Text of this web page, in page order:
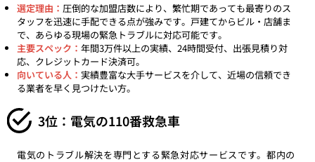
選定理由： 圧倒的な加盟店数により、繁忙期であっても最寄りのス
タッフを迅速に手配できる点が強みです。戸建てからビル・店舗ま
で、あらゆる現場の緊急トラブルに対応可能です。
主要スペック： 年間3万件以上の実績、24時間受付、出張見積り対
応、クレジットカード決済可。
向いている人： 実績豊富な大手サービスを介して、近場の信頼でき
る業者を早く見つけたい方。
3位：電気の110番救急車
電気のトラブル解決を専門とする緊急対応サービスです。都内の